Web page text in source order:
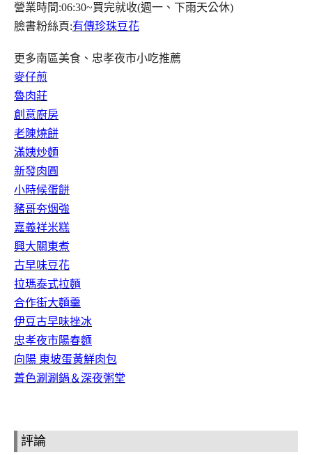
營業時間:06:30~買完就收(週一、下雨天公休)
臉書粉絲頁:有傳珍珠豆花
更多南區美食、忠孝夜市小吃推薦
麥仔煎
魯肉莊
創意廚房
老陳燒餅
滿姨炒麵
新發肉圓
小時候蛋餅
豬哥夯烟強
嘉義祥米糕
興大關東煮
古早味豆花
拉瑪泰式拉麵
合作街大麵羹
伊豆古早味挫冰
忠孝夜市陽春麵
向陽 東坡蛋黃鮮肉包
菁色涮涮鍋＆深夜粥堂
評論